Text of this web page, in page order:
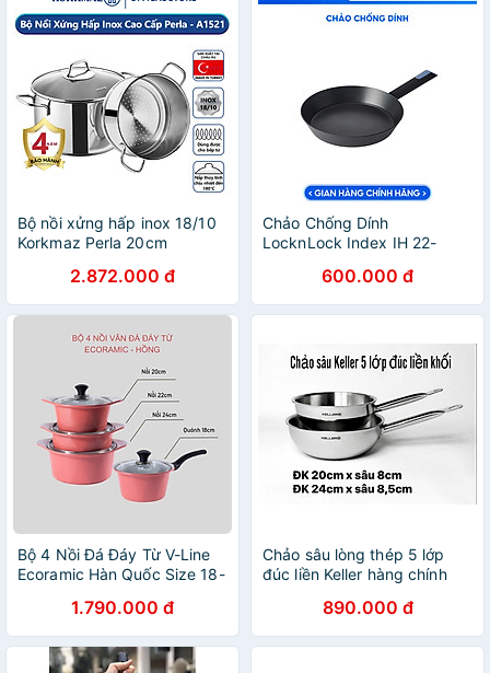
Bộ nồi xửng hấp inox 18/10
Korkmaz Perla 20cm
2.872.000 đ
Chảo Chống Dính
LocknLock Index IH 22-
được bếp từ và các loại bếp
- JoyMall
600.000 đ
Bộ 4 Nồi Đá Đáy Từ V-Line
Ecoramic Hàn Quốc Size 18-
Khối | Cam Kết Chính Hãng
1.790.000 đ
Chảo sâu lòng thép 5 lớp
đúc liền Keller hàng chính
890.000 đ